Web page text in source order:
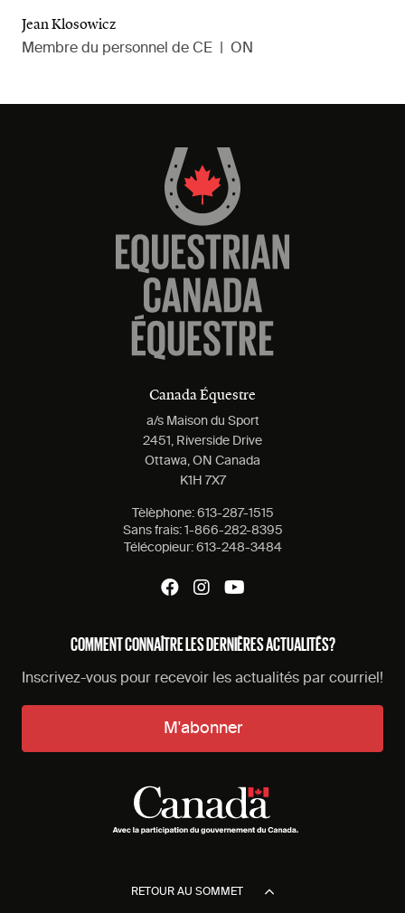
Jean Klosowicz
Membre du personnel de CE
ON
Canada Équestre
a/s Maison du Sport
2451, Riverside Drive
Ottawa, ON Canada
K1H 7X7
Tèlèphone: 613-287-1515
Sans frais: 1-866-282-8395
Télécopieur: 613-248-3484
COMMENT CONNAÎTRE LES DERNIÈRES ACTUALITÉS?
Inscrivez-vous pour recevoir les actualités par courriel!
M'abonner
RETOUR AU SOMMET